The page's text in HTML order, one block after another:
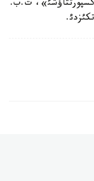
كارتاسئ -2020»، «ةكسپورتتاؤشئ»، ت.ب.